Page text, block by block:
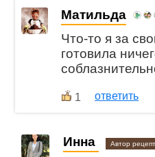
Матильда
Что-то я за
готовила
1 ответить
Инна Автор